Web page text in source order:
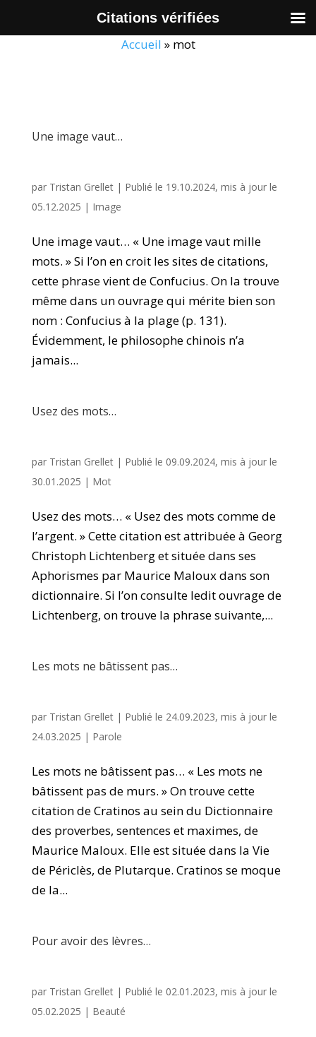
Accueil » mot
Une image vaut…
par Tristan Grellet| Publié le 19.10.2024, mis à jour le
05.12.2025 | Image
Une image vaut… « Une image vaut mille
mots. » Si l’on en croit les sites de citations,
cette phrase vient de Confucius. On la trouve
même dans un ouvrage qui mérite bien son
nom : Confucius à la plage (p. 131).
Évidemment, le philosophe chinois n’a
jamais...
Usez des mots…
par Tristan Grellet| Publié le 09.09.2024, mis à jour le
30.01.2025 | Mot
Usez des mots… « Usez des mots comme de
l’argent. » Cette citation est attribuée à Georg
Christoph Lichtenberg et située dans ses
Aphorismes par Maurice Maloux dans son
dictionnaire. Si l’on consulte ledit ouvrage de
Lichtenberg, on trouve la phrase suivante,...
Les mots ne bâtissent pas…
par Tristan Grellet| Publié le 24.09.2023, mis à jour le
24.03.2025 | Parole
Les mots ne bâtissent pas… « Les mots ne
bâtissent pas de murs. » On trouve cette
citation de Cratinos au sein du Dictionnaire
des proverbes, sentences et maximes, de
Maurice Maloux. Elle est située dans la Vie
de Périclès, de Plutarque. Cratinos se moque
de la...
Pour avoir des lèvres…
par Tristan Grellet| Publié le 02.01.2023, mis à jour le
05.02.2025 | Beauté
Citations vérifiées